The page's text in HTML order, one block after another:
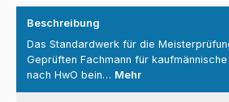
Beschreibung
Das Standardwerk für die
Geprüften Fachmann für
nach HwO bein… Mehr